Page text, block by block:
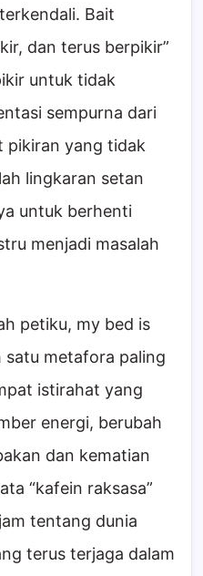
Bait
dan terus berpikir”
untuk tidak
sempurna dari
pikiran yang tidak
lingkaran setan
untuk berhenti
menjadi masalah
petiku, my bed is
satu metafora paling
istirahat yang
energi, berubah
dan kematian
“kafein raksasa”
tentang dunia
terus terjaga dalam